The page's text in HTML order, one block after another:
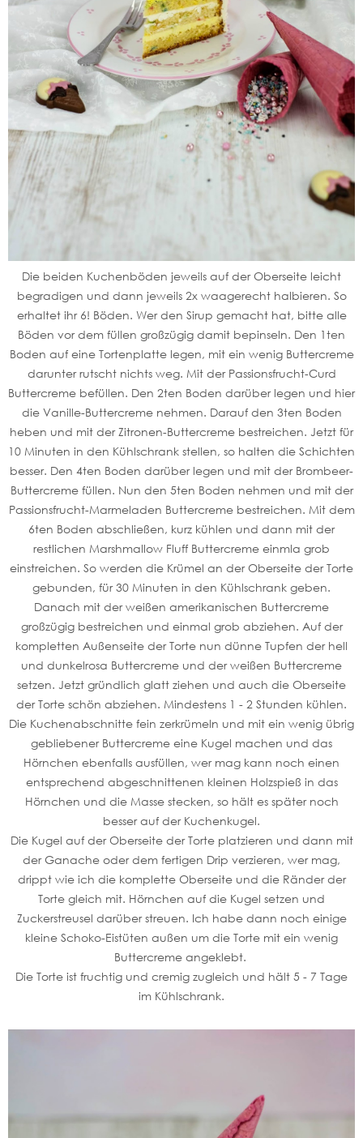
Die beiden Kuchenböden jeweils auf der Oberseite leicht
begradigen und dann jeweils 2x waagerecht halbieren. So
erhaltet ihr 6! Böden. Wer den Sirup gemacht hat, bitte alle
Böden vor dem füllen großzügig damit bepinseln. Den 1ten
Boden auf eine Tortenplatte legen, mit ein wenig Buttercreme
darunter rutscht nichts weg. Mit der Passionsfrucht-Curd
Buttercreme befüllen. Den 2ten Boden darüber legen und hier
die Vanille-Buttercreme nehmen. Darauf den 3ten Boden
heben und mit der Zitronen-Buttercreme bestreichen. Jetzt für
10 Minuten in den Kühlschrank stellen, so halten die Schichten
besser. Den 4ten Boden darüber legen und mit der Brombeer-
Buttercreme füllen. Nun den 5ten Boden nehmen und mit der
Passionsfrucht-Marmeladen Buttercreme bestreichen. Mit dem
6ten Boden abschließen, kurz kühlen und dann mit der
restlichen Marshmallow Fluff Buttercreme einmla grob
einstreichen. So werden die Krümel an der Oberseite der Torte
gebunden, für 30 Minuten in den Kühlschrank geben.
Danach mit der weißen amerikanischen Buttercreme
großzügig bestreichen und einmal grob abziehen. Auf der
kompletten Außenseite der Torte nun dünne Tupfen der hell
und dunkelrosa Buttercreme und der weißen Buttercreme
setzen. Jetzt gründlich glatt ziehen und auch die Oberseite
der Torte schön abziehen. Mindestens 1 - 2 Stunden kühlen.
Die Kuchenabschnitte fein zerkrümeln und mit ein wenig übrig
gebliebener Buttercreme eine Kugel machen und das
Hörnchen ebenfalls ausfüllen, wer mag kann noch einen
entsprechend abgeschnittenen kleinen Holzspieß in das
Hörnchen und die Masse stecken, so hält es später noch
besser auf der Kuchenkugel.
Die Kugel auf der Oberseite der Torte platzieren und dann mit
der Ganache oder dem fertigen Drip verzieren, wer mag,
drippt wie ich die komplette Oberseite und die Ränder der
Torte gleich mit. Hörnchen auf die Kugel setzen und
Zuckerstreusel darüber streuen. Ich habe dann noch einige
kleine Schoko-Eistüten außen um die Torte mit ein wenig
Buttercreme angeklebt.
Die Torte ist fruchtig und cremig zugleich und hält 5 - 7 Tage
im Kühlschrank.